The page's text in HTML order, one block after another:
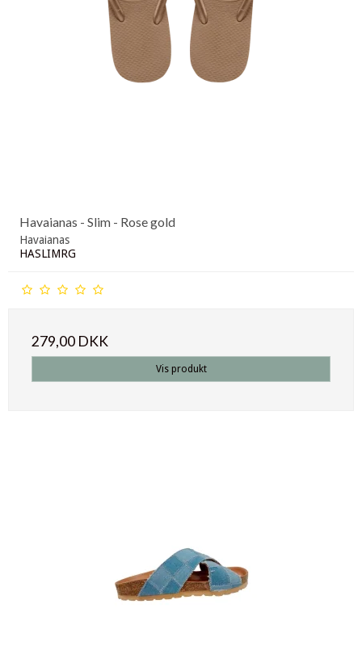
Havaianas - Slim - Rose gold
Havaianas
HASLIMRG
279,00 DKK
Vis produkt